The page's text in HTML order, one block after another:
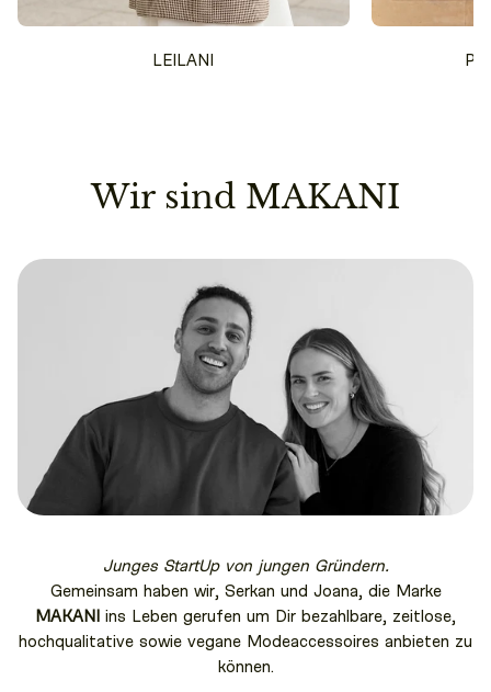
LEILANI
Wir sind MAKANI
Junges StartUp von jungen Gründern.
Gemeinsam haben wir, Serkan und Joana, die Marke
MAKANI
ins Leben gerufen um Dir bezahlbare, zeitlose,
hochqualitative sowie vegane Modeaccessoires anbieten zu
können.